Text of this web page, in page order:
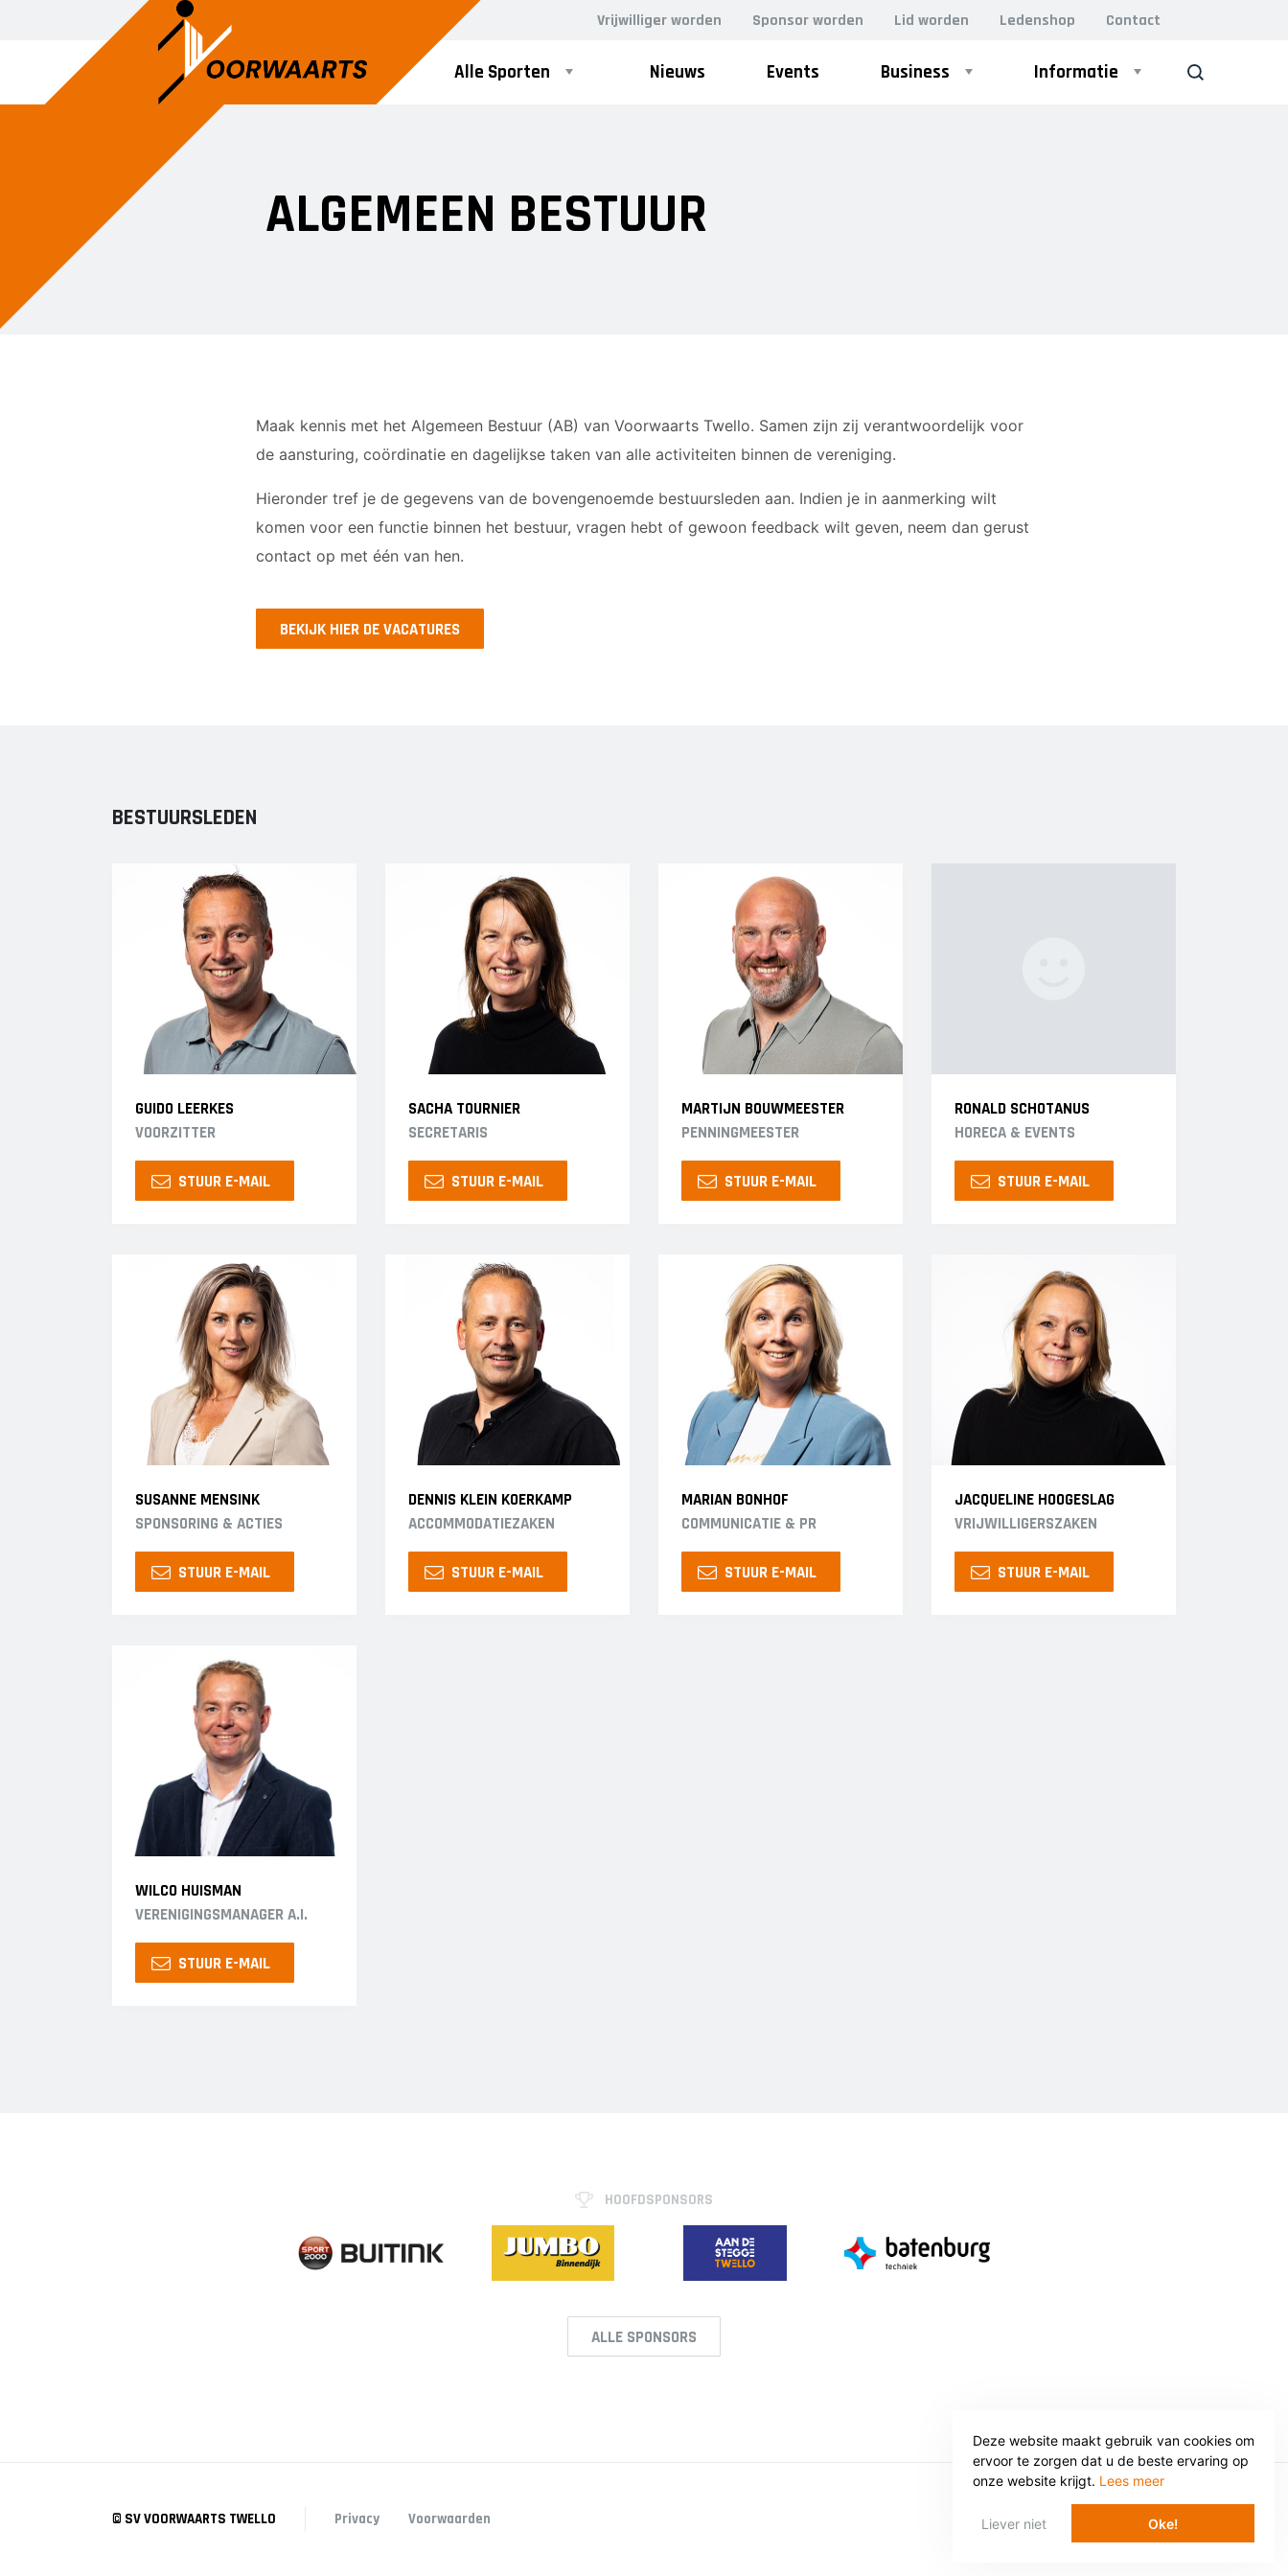
Deze website maakt gebruik van cookies om
ervoor te zorgen dat u de beste ervaring op
onze website krijgt. Lees meer
Liever niet Oke!
Vrijwilliger worden Sponsor worden Lid worden Ledenshop Contact
Alle Sporten Nieuws Events Business Informatie
ZOEK
ALGEMEEN BESTUUR
Maak kennis met het Algemeen Bestuur (AB) van Voorwaarts Twello. Samen zijn zij verantwoordelijk voor
de aansturing, coördinatie en dagelijkse taken van alle activiteiten binnen de vereniging.
Hieronder tref je de gegevens van de bovengenoemde bestuursleden aan. Indien je in aanmerking wilt
komen voor een functie binnen het bestuur, vragen hebt of gewoon feedback wilt geven, neem dan gerust
contact op met één van hen.
BEKIJK HIER DE VACATURES
BESTUURSLEDEN
GUIDO LEERKES
VOORZITTER
STUUR E-MAIL
SACHA TOURNIER
SECRETARIS
STUUR E-MAIL
MARTIJN BOUWMEESTER
PENNINGMEESTER
STUUR E-MAIL
RONALD SCHOTANUS
HORECA & EVENTS
STUUR E-MAIL
SUSANNE MENSINK
SPONSORING & ACTIES
STUUR E-MAIL
DENNIS KLEIN KOERKAMP
ACCOMMODATIEZAKEN
STUUR E-MAIL
MARIAN BONHOF
COMMUNICATIE & PR
STUUR E-MAIL
JACQUELINE HOOGESLAG
VRIJWILLIGERSZAKEN
STUUR E-MAIL
WILCO HUISMAN
VERENIGINGSMANAGER A.I.
STUUR E-MAIL
HOOFDSPONSORS
ALLE SPONSORS
© SV VOORWAARTS TWELLO Privacy Voorwaarden WEBSITE: WEBBA BV